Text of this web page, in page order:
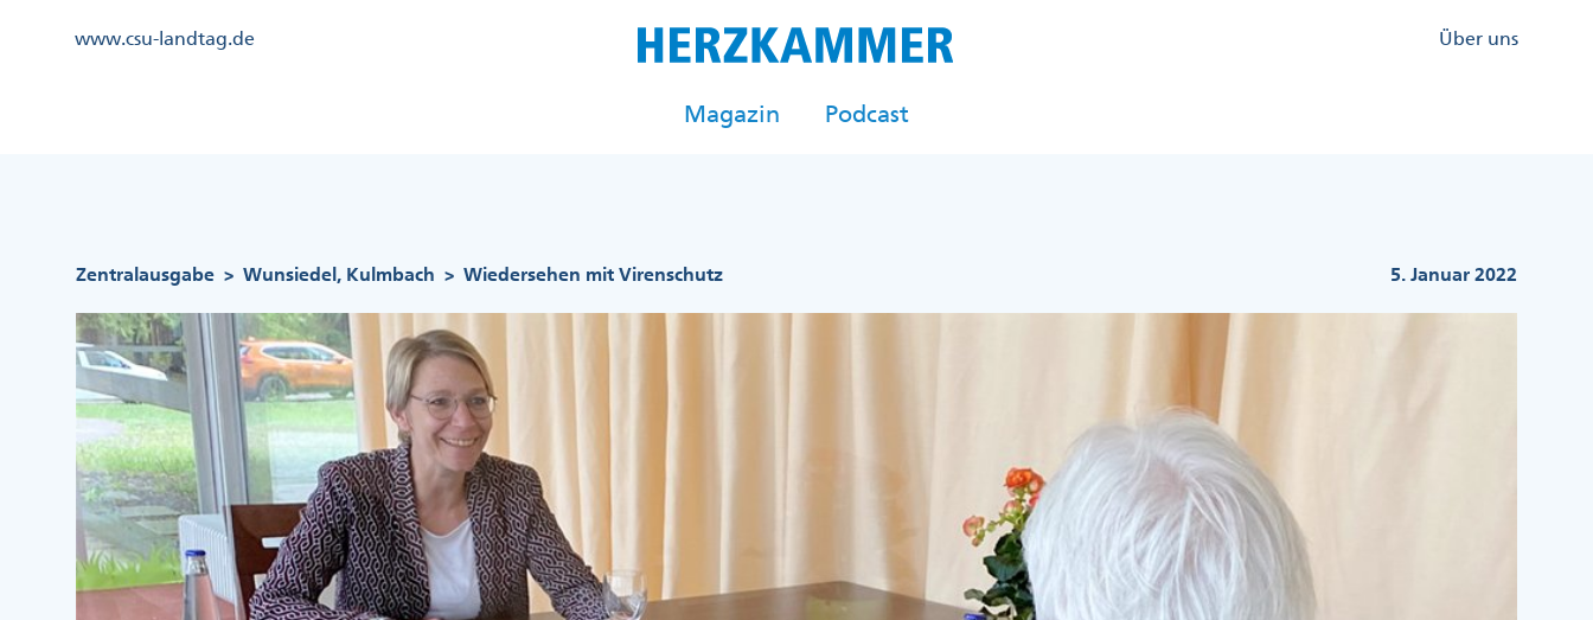
Kopfzeile
www.csu-landtag.de
Kopfzeile
Über uns
Magazin Podcast
Zentralausgabe > Wunsiedel, Kulmbach > Wiedersehen mit Virenschutz 5. Januar 2022